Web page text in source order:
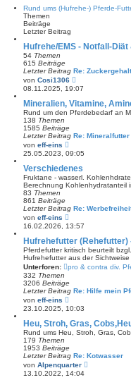
t
g
s
r
B
e
r
a
g
Rund ums (Hufrehe-) Pferde-
Themen
Beiträge
Letzter Beitrag
Hufrehe/EMS - Notfall-
54 Themen
615 Beiträge
Letzter Beitrag Re:
von Cosi1306
e
u
e
s
t
r
B
i
r
a
g
08.11.2025, 19:07
Mineralien, Vitamine,
Rund um den Pferdebedarf an
138 Themen
1585 Beiträge
Letzter Beitrag Re:
von eff-eins
e
u
e
s
t
e
e
t
a
g
25.05.2023, 09:05
Verschiedenes
Fruktane - wasserl.
Berechnung Kohlenhydratanteil
83 Themen
861 Beiträge
Letzter Beitrag Re:
von eff-eins
e
u
e
s
t
e
r
e
i
r
g
16.02.2026, 13:57
Hufrehefutter
Pferdefutter kritisch beurteilt
Hufrehefutter aus der
Unterforen:
pro & contra div.
332 Themen
3206 Beiträge
Letzter Beitrag Re: Hilfe mein
von eff-eins
e
u
e
s
t
r
B
e
i
23.10.2025, 10:03
Heu, Stroh, Gras,
Rund ums Heu, Stroh, Gras,
179 Themen
1953 Beiträge
Letzter Beitrag Re: Kotwasser
von Alpenquarter
13.10.2022, 14:04